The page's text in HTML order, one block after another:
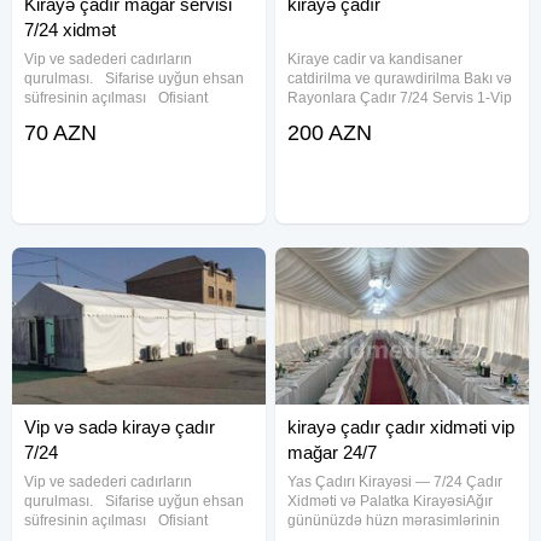
Kirayə çadır mağar servisi
7/24 xidmət
Vip ve sadederi cadırların
qurulması. Sifarise uyğun ehsan
süfresinin açılması Ofisiant
qaşıq Stol stul Samavar Defn
70 AZN
kirayə çadır
Kiraye cadir va kandisaner
catdirilma ve qurawdirilma Bakı və
Rayonlara Çadır 7/24 Servis 1-Vip
maşını 4- Kandisaner 5- Aşbaz 6-
200 AZN
Vip və sadə kirayə çadır
7/24
Vip ve sadederi cadırların
qurulması. Sifarise uyğun ehsan
süfresinin açılması Ofisiant
kirayə çadır çadır xidməti vip
mağar 24/7
Yas Çadırı Kirayəsi — 7/24 Çadır
Xidməti və Palatka KirayəsiAğır
gününüzdə hüzn mərasimlərinin